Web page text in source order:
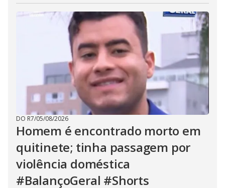
DO R7/05/08/2026
Homem é encontrado morto em
quitinete; tinha passagem por
violência doméstica
#BalançoGeral #Shorts